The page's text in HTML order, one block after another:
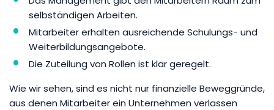
selbständigen Arbeiten.
Mitarbeiter erhalten ausreichende Schulungs- und
Weiterbildungsangebote.
Die Zuteilung von Rollen ist klar geregelt.
Wie wir sehen, sind es nicht nur finanzielle Beweggründe,
aus denen Mitarbeiter ein Unternehmen verlassen